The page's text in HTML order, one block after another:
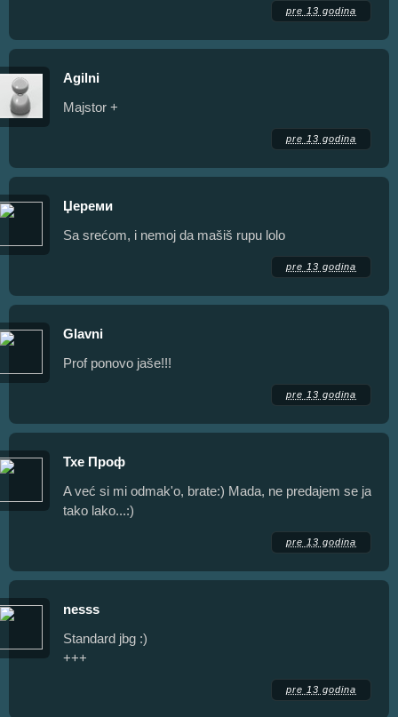
pre 13 godina
Agilni
Majstor +
pre 13 godina
Џереми
Sa srećom, i nemoj da mašiš rupu lolo
pre 13 godina
Glavni
Prof ponovo jaše!!!
pre 13 godina
Тхе Проф
A već si mi odmak'o, brate:) Mada, ne predajem se ja
tako lako...:)
pre 13 godina
nesss
Standard jbg :)
+++
pre 13 godina